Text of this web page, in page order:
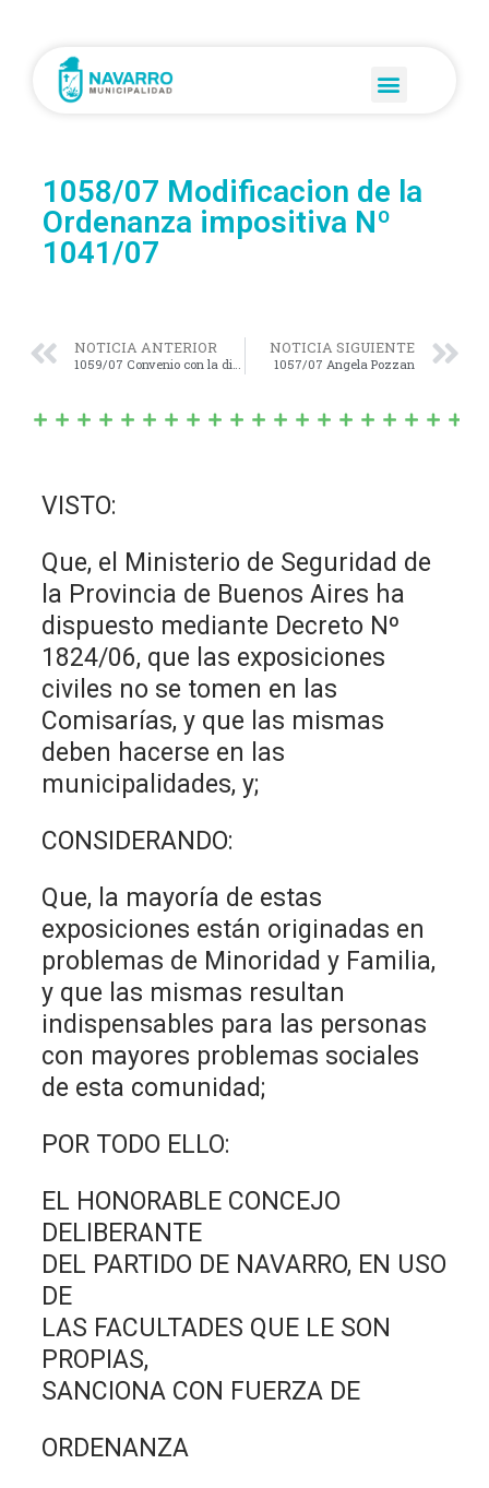
1058/07 Modificacion de la
Ordenanza impositiva Nº
1041/07
NOTICIA ANTERIOR
1059/07 Convenio con la direccion de infraestructura
NOTICIA SIGUIENTE
1057/07 Angela Pozzan
VISTO:
Que, el Ministerio de Seguridad de
la Provincia de Buenos Aires ha
dispuesto mediante Decreto Nº
1824/06, que las exposiciones
civiles no se tomen en las
Comisarías, y que las mismas
deben hacerse en las
municipalidades, y;
CONSIDERANDO:
Que, la mayoría de estas
exposiciones están originadas en
problemas de Minoridad y Familia,
y que las mismas resultan
indispensables para las personas
con mayores problemas sociales
de esta comunidad;
POR TODO ELLO:
EL HONORABLE CONCEJO
DELIBERANTE
DEL PARTIDO DE NAVARRO, EN USO
DE
LAS FACULTADES QUE LE SON
PROPIAS,
SANCIONA CON FUERZA DE
ORDENANZA